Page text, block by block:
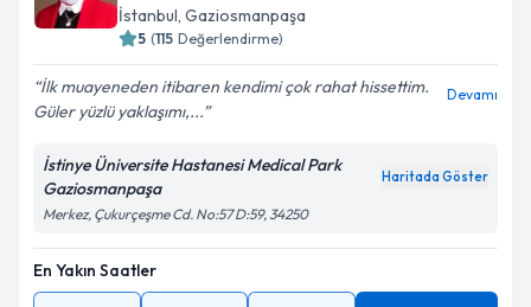
İstanbul, Gaziosmanpaşa
5 (115 Değerlendirme)
İlk muayeneden itibaren kendimi çok rahat hissettim.
Güler yüzlü yaklaşımı,...
Devamı
İstinye Üniversite Hastanesi Medical Park
Gaziosmanpaşa
Haritada Göster
Merkez, Çukurçeşme Cd. No:57 D:59, 34250
En Yakın Saatler